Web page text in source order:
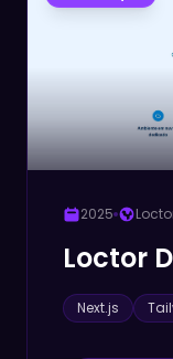
2025
Loctor
Next.js